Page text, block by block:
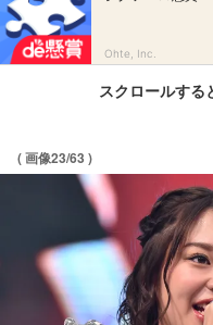
Ohte, Inc.
スクロールする
( 画像23/63 )